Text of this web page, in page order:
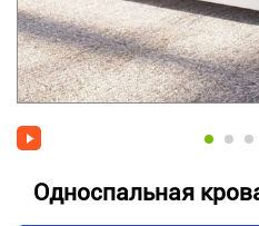
Односпальная